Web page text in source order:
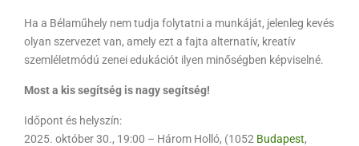
Ha a Bélaműhely nem tudja folytatni a munkáját, jelenleg kevés
olyan szervezet van, amely ezt a fajta alternatív, kreatív
szemléletmódú zenei edukációt ilyen minőségben képviselné.
Most a kis segítség is nagy segítség!
Időpont és helyszín:
2025. október 30., 19:00 – Három Holló, (1052 Budapest,